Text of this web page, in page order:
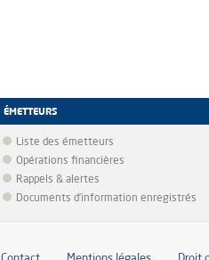
ÉMETTEURS
Liste des émetteurs
Opérations financières
Rappels & alertes
Documents d’information enregistrés